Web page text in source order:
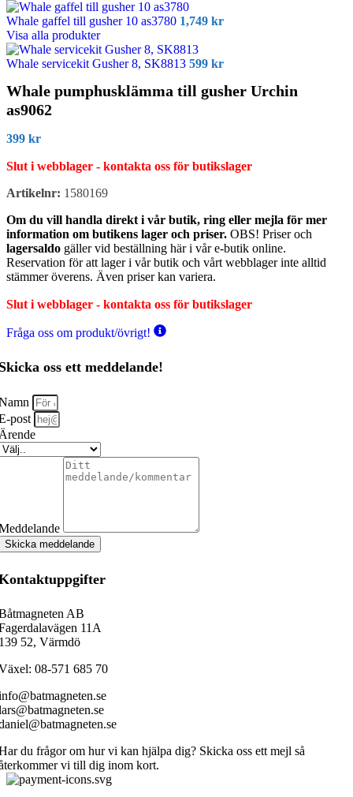
Whale gaffel till gusher 10 as3780 1,749 kr
Visa alla produkter
Whale servicekit Gusher 8, SK8813 599 kr
Whale pumphusklämma till gusher Urchin
as9062
399 kr
Slut i webblager - kontakta oss för butikslager
Artikelnr: 1580169
Om du vill handla direkt i vår butik, ring eller mejla för mer
information om butikens lager och priser. OBS! Priser och
lagersaldo gäller vid beställning här i vår e-butik online.
Reservation för att lager i vår butik och vårt webblager inte alltid
stämmer överens. Även priser kan variera.
Slut i webblager - kontakta oss för butikslager
Fråga oss om produkt/övrigt!
oss ett meddelande!
post
Skicka meddelande
AB
11A
52, Värmdö
08-571 685 70
du frågor om hur vi kan hjälpa dig? Skicka oss ett mejl så
vi till dig inom kort.